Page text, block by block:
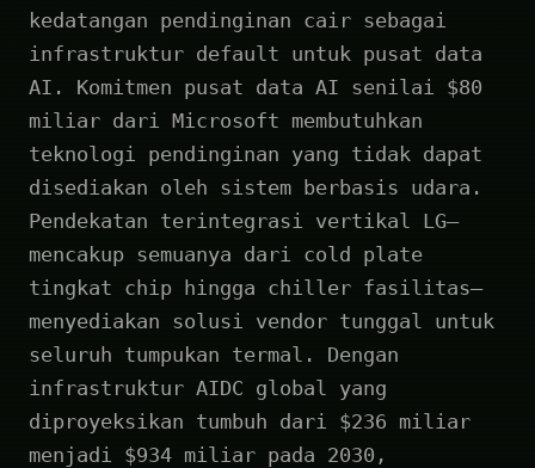
kedatangan pendinginan cair sebagai
infrastruktur default untuk pusat data
AI. Komitmen pusat data AI senilai $80
miliar dari Microsoft membutuhkan
teknologi pendinginan yang tidak dapat
disediakan oleh sistem berbasis udara.
Pendekatan terintegrasi vertikal LG—
mencakup semuanya dari cold plate
tingkat chip hingga chiller fasilitas—
menyediakan solusi vendor tunggal untuk
seluruh tumpukan termal. Dengan
infrastruktur AIDC global yang
diproyeksikan tumbuh dari $236 miliar
menjadi $934 miliar pada 2030,